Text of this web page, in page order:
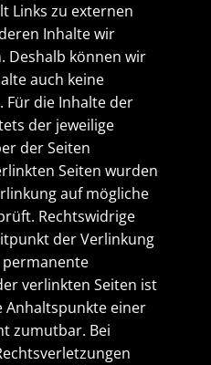
Links zu externen
Inhalte wir
Deshalb können wir
auch keine
Für die Inhalte der
der jeweilige
der Seiten
Seiten wurden
auf mögliche
Rechtswidrige
der Verlinkung
verlinkten Seiten ist
Anhaltspunkte einer
zumutbar. Bei